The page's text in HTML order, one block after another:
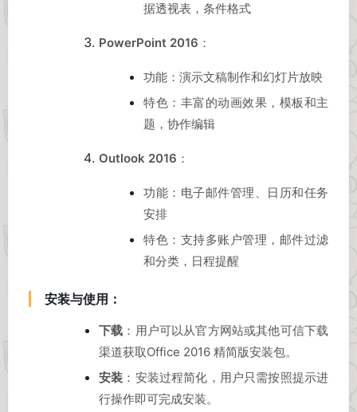
据透视表，条件格式
PowerPoint 2016 ：
功能：演示文稿制作和幻灯片放映
特色：丰富的动画效果，模板和主
题，协作编辑
Outlook 2016 ：
功能：电子邮件管理、日历和任务
安排
特色：支持多账户管理，邮件过滤
和分类，日程提醒
安装与使用：
下载 ：用户可以从官方网站或其他可信下载
渠道获取Office 2016 精简版安装包。
安装 ：安装过程简化，用户只需按照提示进
行操作即可完成安装。